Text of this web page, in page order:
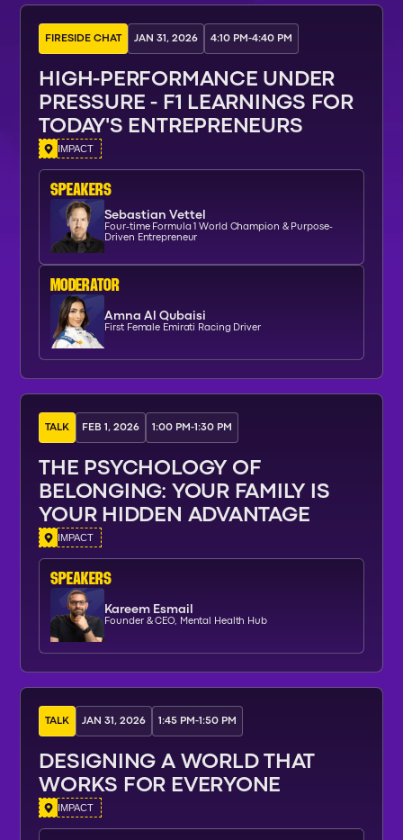
FIRESIDE CHAT JAN 31, 2026 4:10 PM-4:40 PM
HIGH-PERFORMANCE UNDER
PRESSURE - F1 LEARNINGS FOR
TODAY'S ENTREPRENEURS
IMPACT
SPEAKERs
Sebastian Vettel
Four-time Formula 1 World Champion & Purpose-
Driven Entrepreneur
moderator
Amna Al Qubaisi
First Female Emirati Racing Driver
TALK FEB 1, 2026 1:00 PM-1:30 PM
THE PSYCHOLOGY OF
BELONGING: YOUR FAMILY IS
YOUR HIDDEN ADVANTAGE
IMPACT
SPEAKERs
Kareem Esmail
Founder & CEO, Mental Health Hub
TALK JAN 31, 2026 1:45 PM-1:50 PM
DESIGNING A WORLD THAT
WORKS FOR EVERYONE
IMPACT